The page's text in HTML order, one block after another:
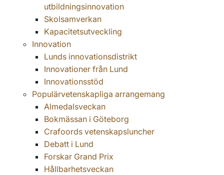
utbildningsinnovation
Skolsamverkan
Kapacitetsutveckling
Innovation
Lunds innovationsdistrikt
Innovationer från Lund
Innovationsstöd
Populärvetenskapliga arrangemang
Almedalsveckan
Bokmässan i Göteborg
Crafoords vetenskapsluncher
Debatt i Lund
Forskar Grand Prix
Hållbarhetsveckan